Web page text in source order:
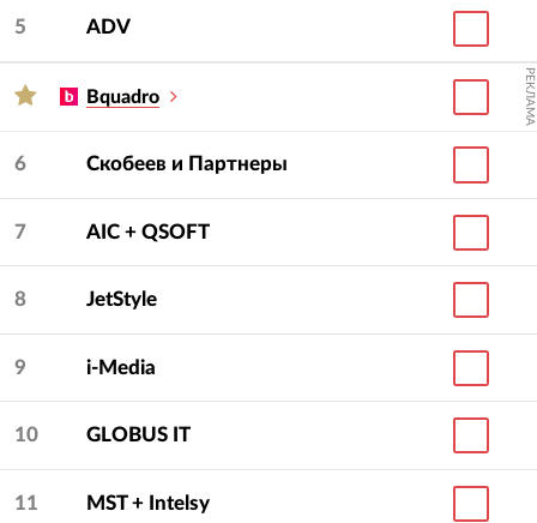
5 ADV
Bquadro РЕКЛАМА
6 Скобеев и Партнеры
7 AIC + QSOFT
8 JetStyle
9 i-Media
10 GLOBUS IT
11 MST + Intelsy